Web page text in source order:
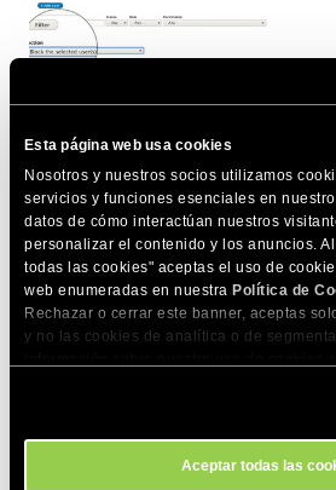
Esta página web usa cookies
Nosotros y nuestros socios utilizamos
servicios y funciones esenciales en
datos de cómo interactúan nuestros
personalizar el contenido y los anuncios.
todas las cookies" aceptas el uso de
web enumeradas en nuestra Política de
Rechazar o cerrar este banner, aceptas
y no las cookies de analítica o de
momento a través de la herramienta
Aceptar todas las
Drush
También podrás añadir nuevos
Añadirusuario y rellena los detalles
continuación.